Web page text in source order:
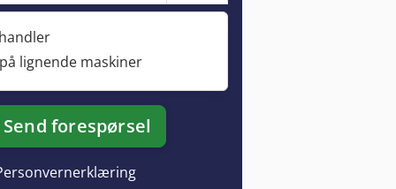
lignende maskiner
Send forespørsel